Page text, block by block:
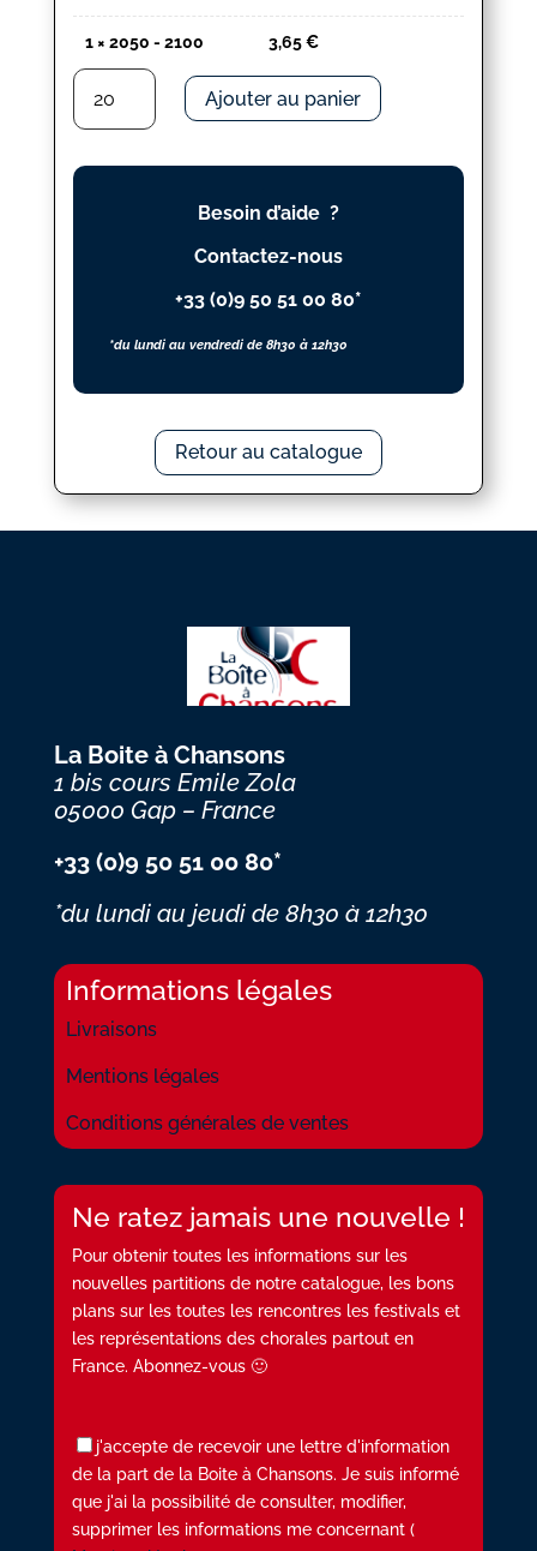
1× 2050 - 2100 3,65€
quantité
2050
-
Ajouter au panier
Besoin d’aide ?
Contactez-nous
+33 (0)9 50 51 00 80*
*du lundi au vendredi de 8h30 à 12h30
Retour au catalogue
La Boite à Chansons
1 bis cours Emile Zola
05000 Gap – France
+33 (0)9 50 51 00 80*
*du lundi au jeudi de 8h30 à 12h30
Informations légales
Livraisons
Mentions légales
Conditions générales de ventes
Ne ratez jamais une nouvelle !
Pour obtenir toutes les informations sur les
nouvelles partitions de notre catalogue, les bons
plans sur les toutes les rencontres les festivals et
les représentations des chorales partout en
France. Abonnez-vous 🙂
j'accepte de recevoir une lettre d'information
de la part de la Boite à Chansons. Je suis informé
que j'ai la possibilité de consulter, modifier,
supprimer les informations me concernant (